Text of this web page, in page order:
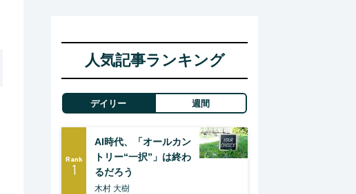
人気記事ランキング
デイリー 週間
Rank
1
AI時代、「オールカン
トリー“一択”」は終わ
るだろう
木村 大樹